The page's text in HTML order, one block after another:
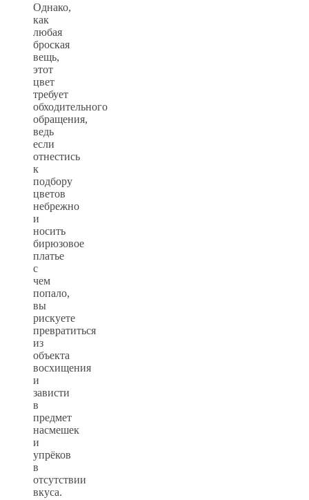
Однако,
как
любая
броская
вещь,
этот
цвет
требует
обходительного
обращения,
ведь
если
отнестись
к
подбору
цветов
небрежно
и
носить
бирюзовое
платье
с
чем
попало,
вы
рискуете
превратиться
из
объекта
восхищения
и
зависти
в
предмет
насмешек
и
упрёков
в
отсутствии
вкуса.